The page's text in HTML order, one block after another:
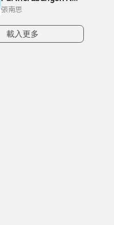
張南思
載入更多